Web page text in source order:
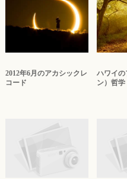
2012年6月のアカシックレ
コード
ハワイ
ン）哲学